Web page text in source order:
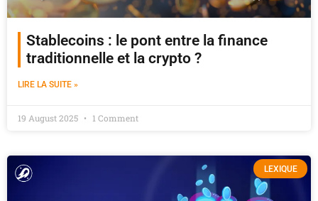
Stablecoins : le pont entre la finance
traditionnelle et la crypto ?
LIRE LA SUITE »
19 August 2025 1 Comment
LEXIQUE